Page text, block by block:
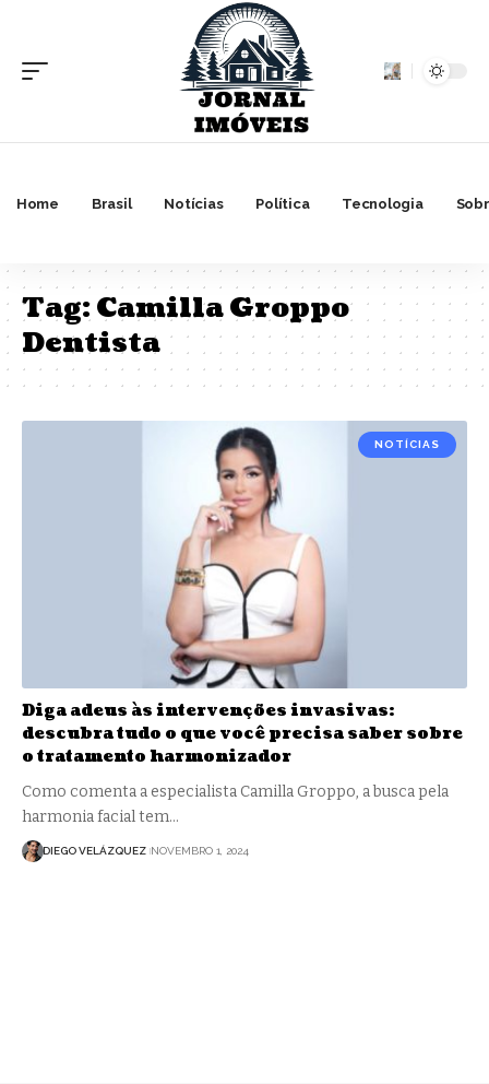
Home Brasil Notícias Política Tecnologia
Tag:Camilla Groppo
Dentista
NOTÍCIAS
Diga adeus às intervenções invasivas:
descubra tudo o que você precisa saber sobre
o tratamento harmonizador
Como comenta a especialista Camilla Groppo, a busca pela
harmonia facial tem…
DIEGO VELÁZQUEZ NOVEMBRO 1, 2024